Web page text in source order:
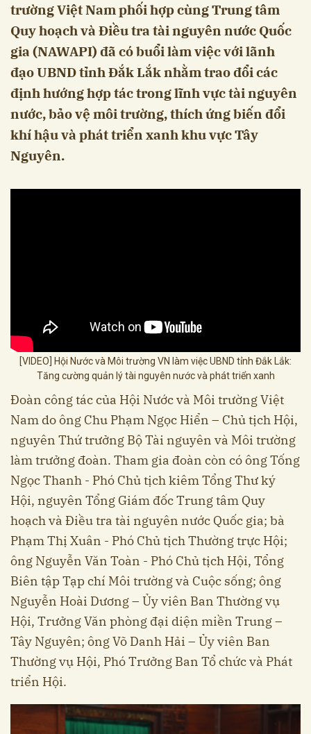
trường Việt Nam phối hợp cùng Trung tâm
Quy hoạch và Điều tra tài nguyên nước Quốc
gia (NAWAPI) đã có buổi làm việc với lãnh
đạo UBND tỉnh Đắk Lắk nhằm trao đổi các
định hướng hợp tác trong lĩnh vực tài nguyên
nước, bảo vệ môi trường, thích ứng biến đổi
khí hậu và phát triển xanh khu vực Tây
Nguyên.
[VIDEO] Hội Nước và Môi trường VN làm việc UBND tỉnh Đắk Lắk:
Tăng cường quản lý tài nguyên nước và phát triển xanh
Đoàn công tác của Hội Nước và Môi trường Việt
Nam do ông Chu Phạm Ngọc Hiển – Chủ tịch Hội,
nguyên Thứ trưởng Bộ Tài nguyên và Môi trường
làm trưởng đoàn. Tham gia đoàn còn có ông Tống
Ngọc Thanh - Phó Chủ tịch kiêm Tổng Thư ký
Hội, nguyên Tổng Giám đốc Trung tâm Quy
hoạch và Điều tra tài nguyên nước Quốc gia; bà
Phạm Thị Xuân - Phó Chủ tịch Thường trực Hội;
ông Nguyễn Văn Toàn - Phó Chủ tịch Hội, Tổng
Biên tập Tạp chí Môi trường và Cuộc sống; ông
Nguyễn Hoài Dương – Ủy viên Ban Thường vụ
Hội, Trưởng Văn phòng đại diện miền Trung –
Tây Nguyên; ông Võ Danh Hải – Ủy viên Ban
Thường vụ Hội, Phó Trưởng Ban Tổ chức và Phát
triển Hội.